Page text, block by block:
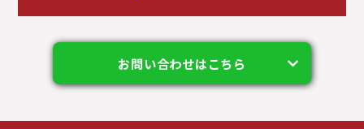
お問い合わせはこちら